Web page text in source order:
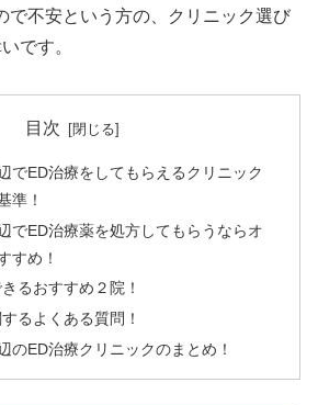
で不安という方の、クリニック選び
です。
目次
でED治療をしてもらえるクリニック
準！
でED治療薬を処方してもらうならオ
すめ！
るおすすめ２院！
るよくある質問！
のED治療クリニックのまとめ！